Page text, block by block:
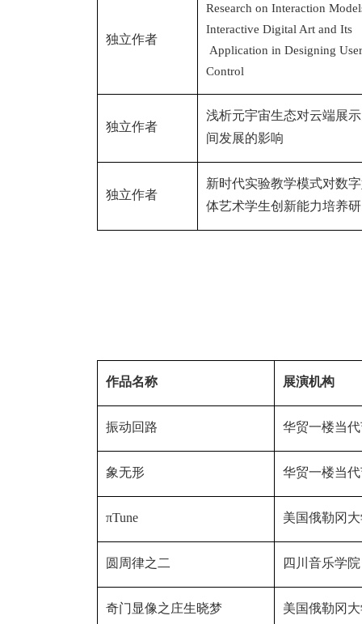
独立作者
Research on Interaction
Interactive Digital Art and Its
Application in Designing User
Control
独立作者
浅析元宇宙生态对云端展
间发展的影响
独立作者
新时代实验教学模式对数
体艺术学生创新能力培养
作品名称 展演机构
振动回路 华贸一楼当
象无形 华贸一楼当
πTune 美国俄勒冈
圆周律之二 四川音乐学院
奇门显像之庄生晓梦 美国俄勒冈